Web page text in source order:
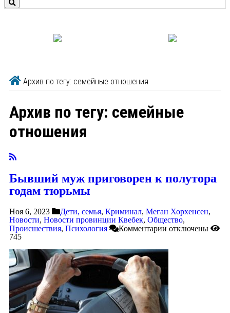
Архив по тегу: семейные отношения
Архив по тегу: семейные
отношения
Бывший муж приговорен к полутора
годам тюрьмы
Ноя 6, 2023 Дети, семья, Криминал, Меган Хорхенсен,
Новости, Новости провинции Квебек, Общество,
Происшествия, Психология Комментарии отключены
745